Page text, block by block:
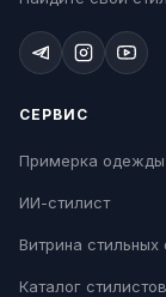
СЕРВИС
Примерка одежды
ИИ-стилист
Витрина стильных
Каталог стилистов